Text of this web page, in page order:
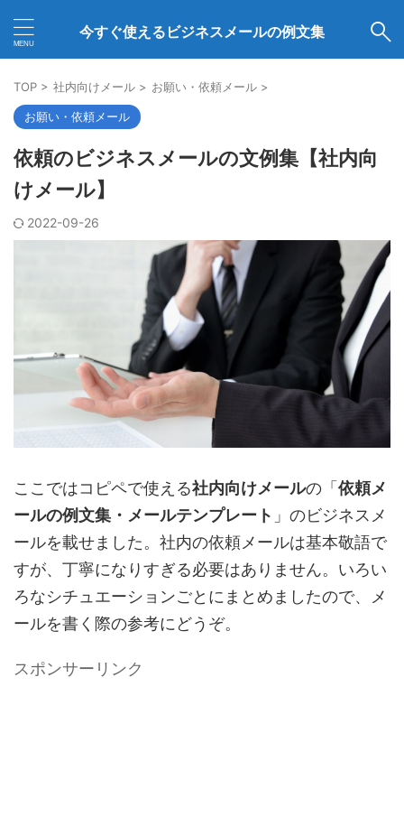
今すぐ使えるビジネスメールの例文集
TOP > 社内向けメール > お願い・依頼メール >
お願い・依頼メール
依頼のビジネスメールの文例集【社内向
けメール】
2022-09-26
ここではコピペで使える社内向けメールの「 依頼メ
ールの例文集・メールテンプレート 」のビジネスメ
ールを載せました。社内の依頼メールは基本敬語で
すが、丁寧になりすぎる必要はありません。いろい
ろなシチュエーションごとにまとめましたので、メ
ールを書く際の参考にどうぞ。
スポンサーリンク